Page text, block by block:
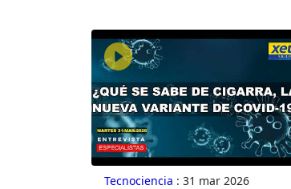
Tecnociencia : 31 mar 2026